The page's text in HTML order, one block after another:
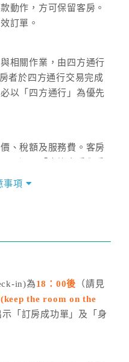
動作，方可保留客房。
訂單。
相關作業，由四方通行
者於四方通行交易完成
以「四方通行」為優先
、稅額及服務費。客房
次日計算及辦理。
事項
in)為18：00後 （請見
the room on the
「訂房成功單」及「身